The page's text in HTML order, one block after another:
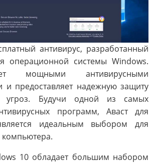
антивирус, разработанный
операционной системы Windows.
мощными антивирусными
и предоставляет надежную защиту
угроз. Будучи одной из самых
программ, Аваст для
идеальным выбором для
10 обладает большим набором